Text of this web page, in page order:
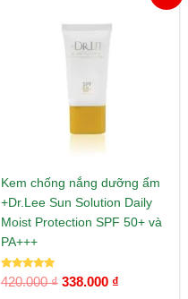
Kem chống nắng dưỡng ẩm
+Dr.Lee Sun Solution Daily
Moist Protection SPF 50+ và
PA+++
Được xếp
hạng
420.000₫
420.000 ₫.
338.000 ₫